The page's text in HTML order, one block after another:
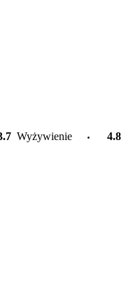
Wyżywienie 4.8